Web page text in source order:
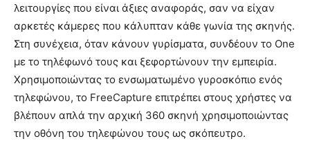
λειτουργίες που είναι άξιες αναφοράς, σαν να είχαν
αρκετές κάμερες που κάλυπταν κάθε γωνία της σκηνής.
Στη συνέχεια, όταν κάνουν γυρίσματα, συνδέουν το One
με το τηλέφωνό τους και ξεφορτώνουν την εμπειρία.
Χρησιμοποιώντας το ενσωματωμένο γυροσκόπιο ενός
τηλεφώνου, το FreeCapture επιτρέπει στους χρήστες να
βλέπουν απλά την αρχική 360 σκηνή χρησιμοποιώντας
την οθόνη του τηλεφώνου τους ως σκόπευτρο.